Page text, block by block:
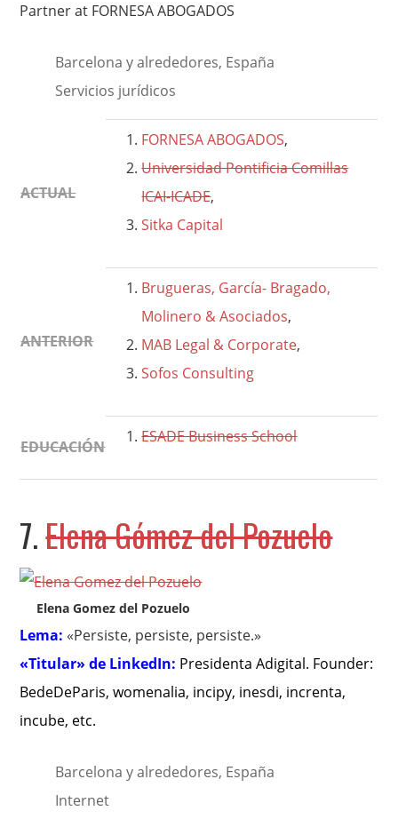
Partner at FORNESA ABOGADOS
Barcelona y alrededores, España
Servicios jurídicos
ACTUAL
FORNESA ABOGADOS,
Universidad Pontificia Comillas
ICAI-ICADE,
Sitka Capital
ANTERIOR
Brugueras, García- Bragado,
Molinero & Asociados,
MAB Legal & Corporate,
Sofos Consulting
EDUCACIÓN
ESADE Business School
7.Elena Gómez del Pozuelo
Elena Gomez del Pozuelo
Lema: «Persiste, persiste, persiste.»
«Titular» de LinkedIn: Presidenta Adigital. Founder:
BedeDeParis, womenalia, incipy, inesdi, increnta,
incube, etc.
Barcelona y alrededores, España
Internet